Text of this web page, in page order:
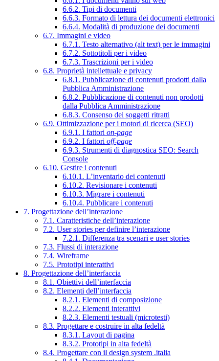
6.6.2. Tipi di documenti
6.6.3. Formato di lettura dei documenti elettronici
6.6.4. Modalità di produzione dei documenti
6.7. Immagini e video
6.7.1. Testo alternativo (alt text) per le immagini
6.7.2. Sottotitoli per i video
6.7.3. Trascrizioni per i video
6.8. Proprietà intellettuale e privacy
6.8.1. Pubblicazione di contenuti prodotti dalla
Pubblica Amministrazione
6.8.2. Pubblicazione di contenuti non prodotti
dalla Pubblica Amministrazione
6.8.3. Consenso dei soggetti ritratti
6.9. Ottimizzazione per i motori di ricerca (SEO)
6.9.1. I fattori on-page
6.9.2. I fattori off-page
6.9.3. Strumenti di diagnostica SEO: Search
Console
6.10. Gestire i contenuti
6.10.1. L’inventario dei contenuti
6.10.2. Revisionare i contenuti
6.10.3. Migrare i contenuti
6.10.4. Pubblicare i contenuti
7. Progettazione dell’interazione
7.1. Caratteristiche dell’interazione
7.2. User stories per definire l’interazione
7.2.1. Differenza tra scenari e user stories
7.3. Flussi di interazione
7.4. Wireframe
7.5. Prototipi interattivi
8. Progettazione dell’interfaccia
8.1. Obiettivi dell’interfaccia
8.2. Elementi dell’interfaccia
8.2.1. Elementi di composizione
8.2.2. Elementi interattivi
8.2.3. Elementi testuali (microtesti)
8.3. Progettare e costruire in alta fedeltà
8.3.1. Layout di pagina
8.3.2. Prototipi in alta fedeltà
8.4. Progettare con il design system .italia